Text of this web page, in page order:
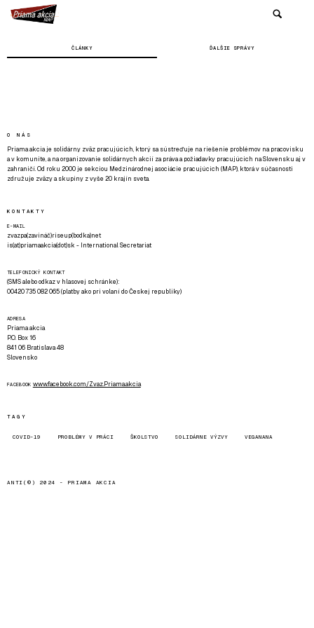
ČLÁNKY ĎALŠIE SPRÁVY
O NÁS
Priama akcia je solidárny zväz pracujúcich, ktorý sa sústreďuje na riešenie problémov na pracovisku
a v komunite, a na organizovanie solidárnych akcií za práva a požiadavky pracujúcich na Slovensku aj v
zahraničí. Od roku 2000 je sekciou Medzinárodnej asociácie pracujúcich (MAP), ktorá v súčasnosti
združuje zväzy a skupiny z vyše 20 krajín sveta.
KONTAKTY
E-MAIL
zvazpa(zavináč)riseup(bodka)net
is(at)priamaakcia(dot)sk - International Secretariat
TELEFONICKÝ KONTAKT
(SMS alebo odkaz v hlasovej schránke):
00420 735 082 065 (platby ako pri volaní do Českej republiky)
ADRESA
Priama akcia
P.O. Box 16
841 06 Bratislava 48
Slovensko
FACEBOOK www.facebook.com/Zvaz.Priama.akcia
TAGY
COVID-19 PROBLÉMY V PRÁCI ŠKOLSTVO SOLIDÁRNE VÝZVY VEGANANA
ANTI(©) 2024 - PRIAMA AKCIA